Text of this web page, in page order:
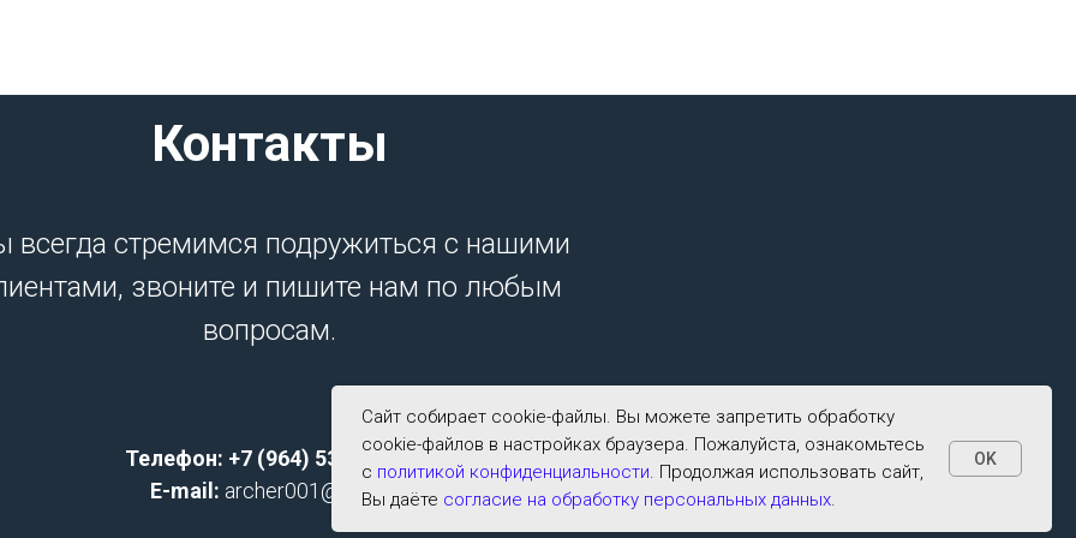
Контакты
всегда стремимся подружиться с нашими
звоните и пишите нам по любым
вопросам.
Телефон: +7 (964) 533-2591;
E-mail: archer001@list.ru
Сайт собирает cookie-файлы. Вы можете запретить обработку
cookie-файлов в настройках браузера. Пожалуйста, ознакомьтесь
с политикой конфиденциальности. Продолжая использовать сайт,
Вы даёте согласие на обработку персональных данных.
OK